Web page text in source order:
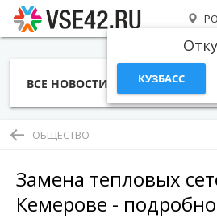
КУЗБАСС
ВСЕ НОВОСТИ СТАТЬИ ТЕМЫ
ОБЩЕСТВО
Замена тепловых
Кемерове -